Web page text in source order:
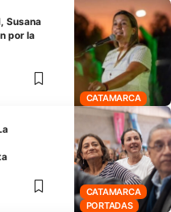
CATAMARCA
Susana
por la
CATAMARCA
PORTADAS